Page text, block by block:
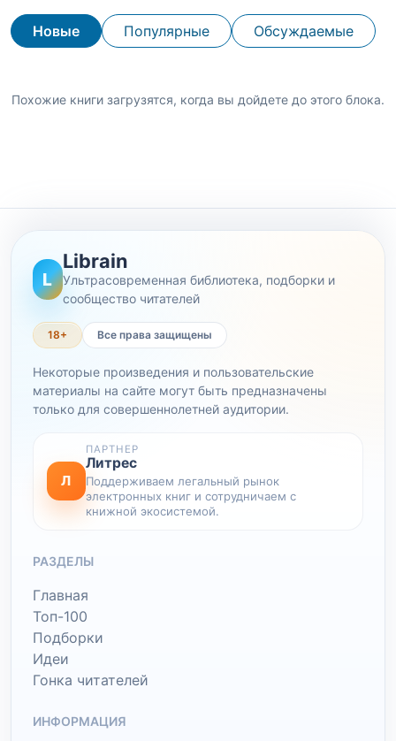
Новые Популярные Обсуждаемые
Похожие книги загрузятся, когда вы дойдете до этого блока.
L
Librain
Ультрасовременная библиотека, подборки и
сообщество читателей
18+ Все права защищены
Некоторые произведения и пользовательские
материалы на сайте могут быть предназначены
только для совершеннолетней аудитории.
Л
ПАРТНЕР
Литрес
Поддерживаем легальный рынок
электронных книг и сотрудничаем с
книжной экосистемой.
РАЗДЕЛЫ
Главная
Топ-100
Подборки
Идеи
Гонка читателей
ИНФОРМАЦИЯ